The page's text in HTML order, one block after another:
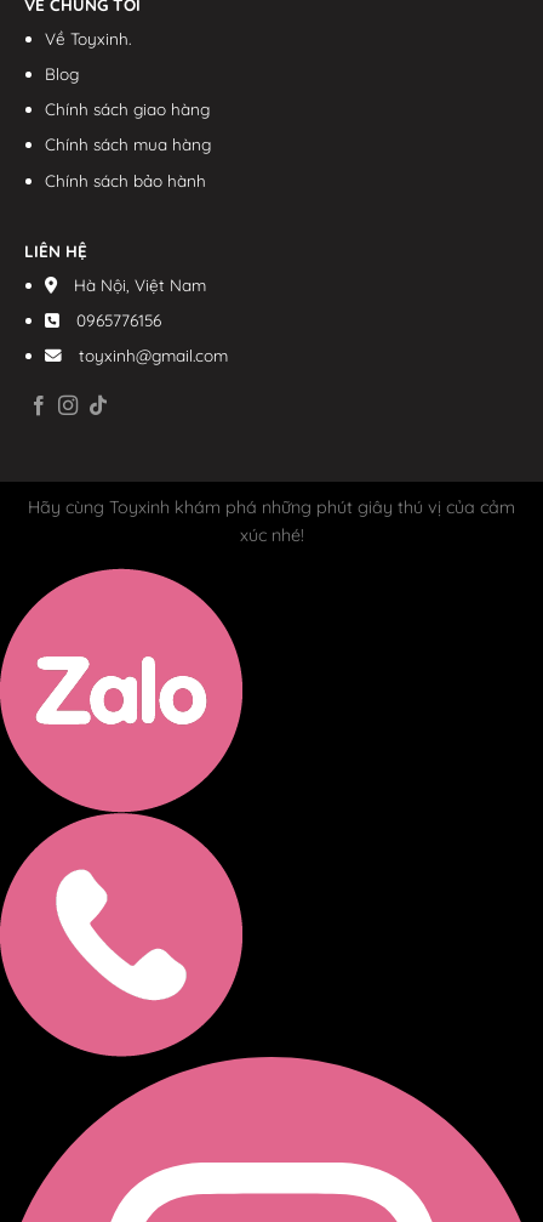
VỀ CHÚNG TÔI
Về Toyxinh.
Blog
Chính sách giao hàng
Chính sách mua hàng
Chính sách bảo hành
LIÊN HỆ
Hà Nội, Việt Nam
0965776156
toyxinh@gmail.com
Hãy cùng Toyxinh khám phá những phút giây thú vị của cảm
xúc nhé!